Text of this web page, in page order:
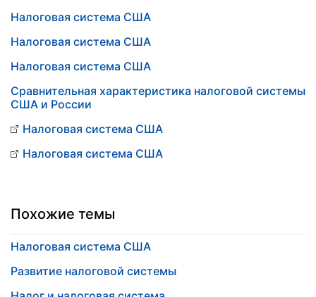
Налоговая система США
Налоговая система США
Налоговая система США
Сравнительная характеристика налоговой системы
США и России
Налоговая система США
Налоговая система США
Похожие темы
Налоговая система США
Развитие налоговой системы